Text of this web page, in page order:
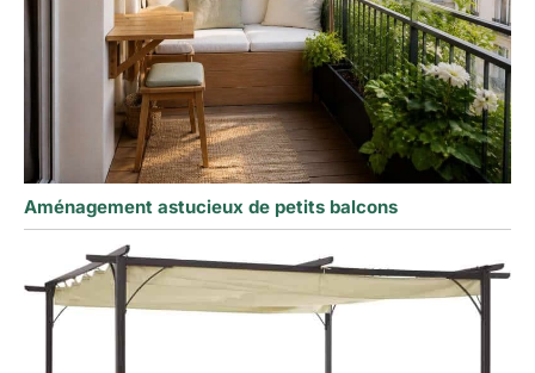
Aménagement astucieux de petits balcons